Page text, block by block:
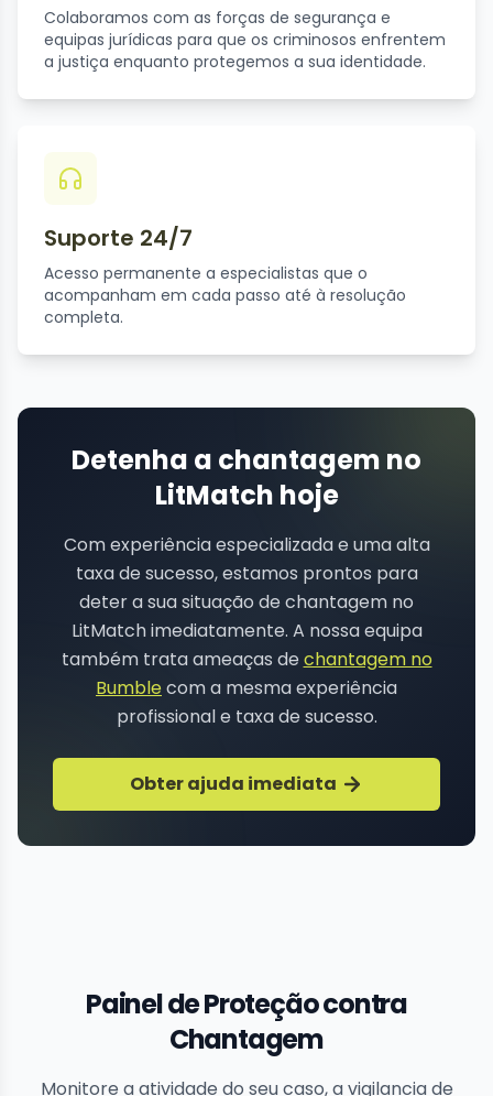
Colaboramos com as forças de segurança e
equipas jurídicas para que os criminosos enfrentem
a justiça enquanto protegemos a sua identidade.
Suporte 24/7
Acesso permanente a especialistas que o
acompanham em cada passo até à resolução
completa.
Detenha a chantagem no
LitMatch hoje
Com experiência especializada e uma alta
taxa de sucesso, estamos prontos para
deter a sua situação de chantagem no
LitMatch imediatamente. A nossa equipa
também trata ameaças de chantagem no
Bumble com a mesma experiência
profissional e taxa de sucesso.
Obter ajuda imediata
Painel de Proteção contra
Chantagem
Monitore a atividade do seu caso, a vigilancia de